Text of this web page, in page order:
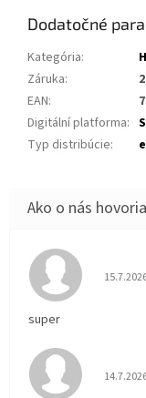
Dodatočné
Kategória:
Záruka:
EAN:
Digitální platforma:
Typ distribúcie:
super